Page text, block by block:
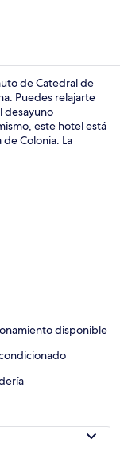
de Catedral de
Puedes relajarte
desayuno
este hotel está
Colonia. La
está a 3
a 4 minutos.
disponible